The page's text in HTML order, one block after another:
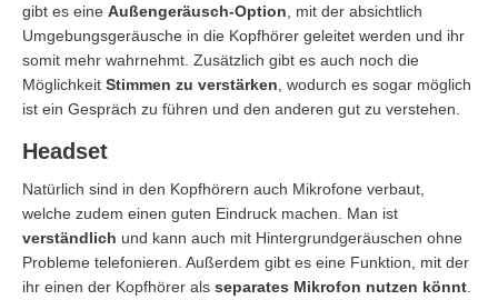
gibt es eine Außengeräusch-Option , mit der absichtlich
Umgebungsgeräusche in die Kopfhörer geleitet werden und ihr
somit mehr wahrnehmt. Zusätzlich gibt es auch noch die
Möglichkeit Stimmen zu verstärken , wodurch es sogar möglich
ist ein Gespräch zu führen und den anderen gut zu verstehen.
Headset
Natürlich sind in den Kopfhörern auch Mikrofone verbaut,
welche zudem einen guten Eindruck machen. Man ist
verständlich und kann auch mit Hintergrundgeräuschen ohne
Probleme telefonieren. Außerdem gibt es eine Funktion, mit der
ihr einen der Kopfhörer als separates Mikrofon nutzen könnt